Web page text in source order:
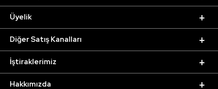
Üyelik
Diğer Satış Kanalları
İştiraklerimiz
Hakkımızda